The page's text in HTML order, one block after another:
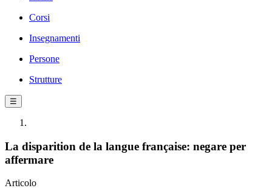
Corsi
Insegnamenti
Persone
Strutture
☰
La disparition de la langue française: negare per
affermare
Articolo